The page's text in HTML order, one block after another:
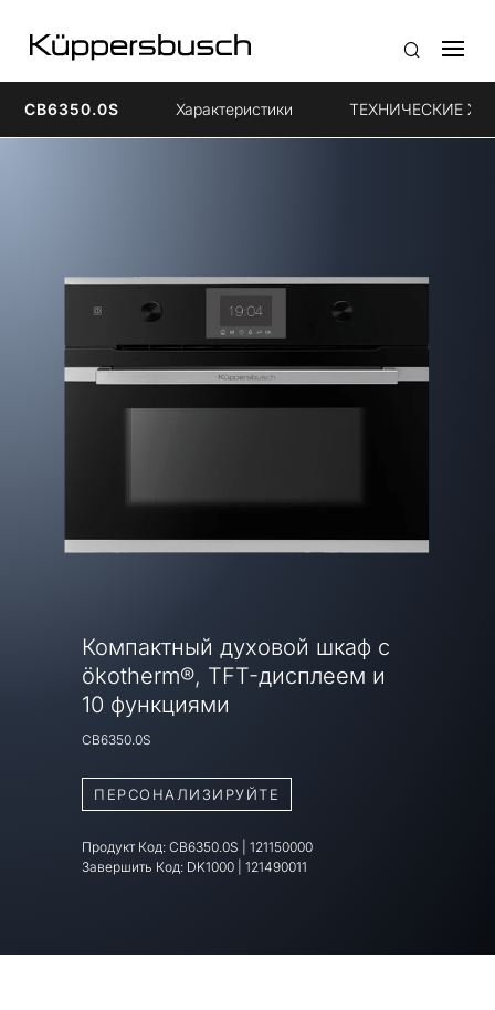
CB6350.0S Характеристики ТЕХНИЧЕСКИЕ
Компактный духовой шкаф с
ökotherm®, TFT-дисплеем и
10 функциями
CB6350.0S
ПЕРСОНАЛИЗИРУЙТЕ
Продукт Код: CB6350.0S
121150000
Завершить Код: DK1000 | 121490011